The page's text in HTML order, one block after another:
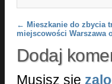
Post navigation
← Mieszkanie do zbycia
miejscowości Warszawa
Dodaj
Musisz się